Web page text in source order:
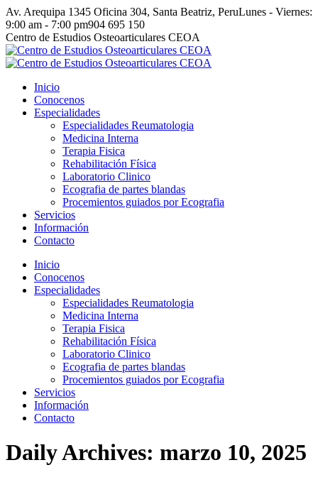
Skip
to
content
Av. Arequipa 1345 Oficina 304, Santa Beatriz, PeruLunes - Viernes:
9:00 am - 7:00 pm904 695 150
Facebook
page
opens
new
window
Linkedin
page
opens
new
window
YouTube
page
opens
new
window
Centro de Estudios Osteoarticulares CEOA
Inicio
Conocenos
Especialidades
Especialidades Reumatologia
Medicina Interna
Terapia Fisica
Rehabilitación Física
Laboratorio Clinico
Ecografia de partes blandas
Procemientos guiados por Ecografia
Servicios
Información
Contacto
Inicio
Conocenos
Especialidades
Especialidades Reumatologia
Medicina Interna
Terapia Fisica
Rehabilitación Física
Laboratorio Clinico
Ecografia de partes blandas
Procemientos guiados por Ecografia
Servicios
Información
Contacto
Daily Archives: marzo 10, 2025